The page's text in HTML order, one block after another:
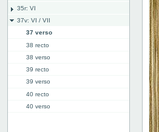
35r: VI
37v: VI / VII
37 verso
38 recto
38 verso
39 recto
39 verso
40 recto
40 verso